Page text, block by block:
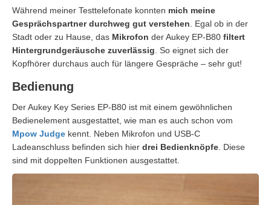
Während meiner Testtelefonate konnten mich meine
Gesprächspartner durchweg gut verstehen . Egal ob in der
Stadt oder zu Hause, das Mikrofon der Aukey EP-B80 filtert
Hintergrundgeräusche zuverlässig . So eignet sich der
Kopfhörer durchaus auch für längere Gespräche – sehr gut!
Bedienung
Der Aukey Key Series EP-B80 ist mit einem gewöhnlichen
Bedienelement ausgestattet, wie man es auch schon vom
Mpow Judge kennt. Neben Mikrofon und USB-C
Ladeanschluss befinden sich hier drei Bedienknöpfe . Diese
sind mit doppelten Funktionen ausgestattet.